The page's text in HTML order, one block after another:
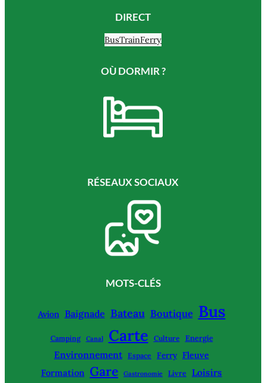
DIRECT
BusTrainFerry
OÙ DORMIR ?
RÉSEAUX SOCIAUX
MOTS-CLÉS
Avion Baignade Bateau Boutique Bus
Camping Canal Carte Culture Energie
Environnement Espace Ferry Fleuve
Formation Gare Gastronomie Livre Loisirs